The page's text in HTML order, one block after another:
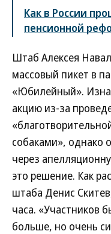
Как в России
пенсионной
Штаб Алексея
массовый пикет в
«Юбилейный».
акцию из-за
собаками», однако
через
это решение. Как
штаба Денис
часа. «Участников
больше, но очень